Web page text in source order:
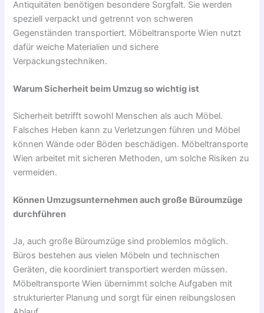
Antiquitäten benötigen besondere Sorgfalt. Sie werden
speziell verpackt und getrennt von schweren
Gegenständen transportiert. Möbeltransporte Wien nutzt
dafür weiche Materialien und sichere
Verpackungstechniken.
Warum Sicherheit beim Umzug so wichtig ist
Sicherheit betrifft sowohl Menschen als auch Möbel.
Falsches Heben kann zu Verletzungen führen und Möbel
können Wände oder Böden beschädigen. Möbeltransporte
Wien arbeitet mit sicheren Methoden, um solche Risiken zu
vermeiden.
Können Umzugsunternehmen auch große Büroumzüge
durchführen
Ja, auch große Büroumzüge sind problemlos möglich.
Büros bestehen aus vielen Möbeln und technischen
Geräten, die koordiniert transportiert werden müssen.
Möbeltransporte Wien übernimmt solche Aufgaben mit
strukturierter Planung und sorgt für einen reibungslosen